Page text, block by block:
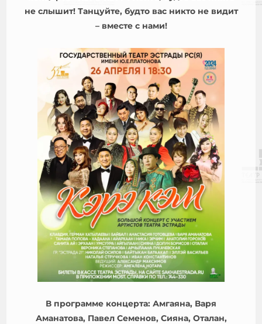
не слышит! Танцуйте, будто вас никто не видит
– вместе с нами!
В программе концерта: Амгаяна, Варя
Аманатова, Павел Семенов, Сияна, Оталан,